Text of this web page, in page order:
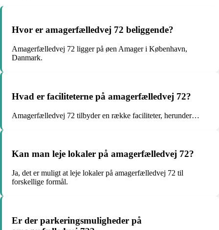
Hvor er amagerfælledvej 72 beliggende?
Amagerfælledvej 72 ligger på øen Amager i København,
Danmark.
Hvad er faciliteterne på amagerfælledvej 72?
Amagerfælledvej 72 tilbyder en række faciliteter, herunder…
Kan man leje lokaler på amagerfælledvej 72?
Ja, det er muligt at leje lokaler på amagerfælledvej 72 til
forskellige formål.
Er der parkeringsmuligheder på